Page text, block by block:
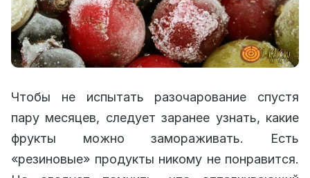
Чтобы не испытать разочарование спустя
пару месяцев, следует заранее узнать, какие
фрукты можно замораживать. Есть
«резиновые» продукты никому не понравится.